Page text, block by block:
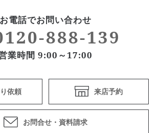
お電話でお問い合わせ
888-139
業時間 9:00～17:00
依頼 来店予約
お問合せ・資料請求